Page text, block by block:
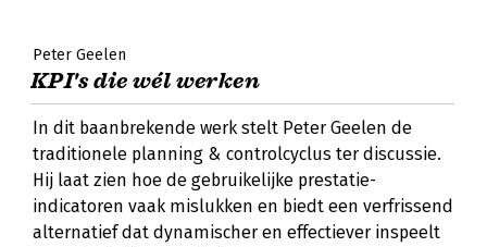
Peter Geelen
KPI's die wél werken
In dit baanbrekende werk stelt Peter Geelen de
traditionele planning & controlcyclus ter discussie.
Hij laat zien hoe de gebruikelijke prestatie-
indicatoren vaak mislukken en biedt een verfrissend
alternatief dat dynamischer en effectiever inspeelt